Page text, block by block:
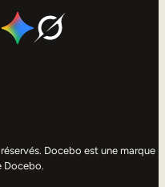
Docebo est une marque
Docebo.